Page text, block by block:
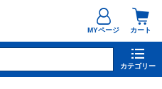
カート
MYページ
カテゴリー